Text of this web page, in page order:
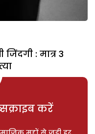
जिंदगी : मात्र 3
करें